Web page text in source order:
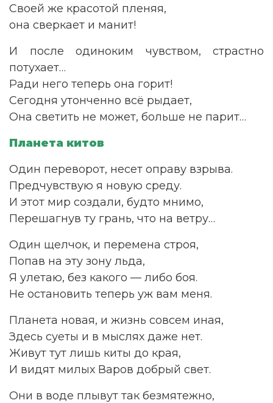
Своей же красотой пленяя,
она сверкает и манит!
И после одиноким чувством, страстно
потухает…
Ради него теперь она горит!
Сегодня утонченно всё рыдает,
Она светить не может, больше не парит…
Планета китов
Один переворот, несет оправу взрыва.
Предчувствую я новую среду.
И этот мир создали, будто мнимо,
Перешагнув ту грань, что на ветру…
Один щелчок, и перемена строя,
Попав на эту зону льда,
Я улетаю, без какого — либо боя.
Не остановить теперь уж вам меня.
Планета новая, и жизнь совсем иная,
Здесь суеты и в мыслях даже нет.
Живут тут лишь киты до края,
И видят милых Варов добрый свет.
Они в воде плывут так безмятежно,